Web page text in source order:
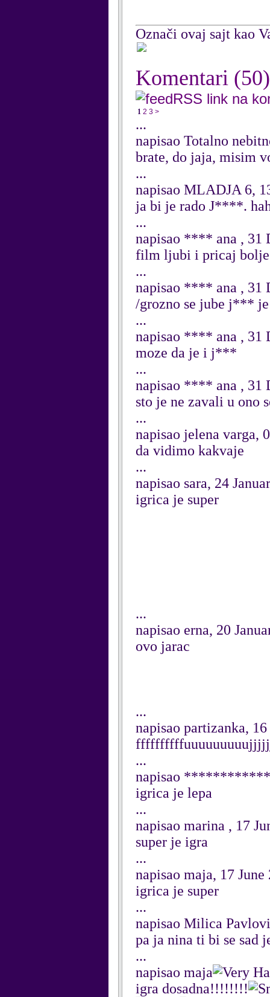
Označi ovaj sajt kao
Komentari (50)
RSS link na
1 2 3 >
...
napisao Totalno
brate, do jaja, misim
...
napisao MLADJA 6,
ja bi je rado J****.
...
napisao **** ana , 31
film ljubi i pricaj
...
napisao **** ana , 31
/grozno se jube j*** je
...
napisao **** ana , 31
moze da je i j***
...
napisao **** ana , 31
sto je ne zavali u ono
...
napisao jelena varga,
da vidimo kakvaje
...
napisao sara, 24
igrica je super
...
napisao erna, 20
ovo jarac
...
napisao partizanka,
...
napisao
igrica je lepa
...
napisao marina , 17
super je igra
...
napisao maja, 17 June
igrica je super
...
napisao Milica
pa ja nina ti bi se sad
...
napisao maja
igra dosadna!!!!!!!!